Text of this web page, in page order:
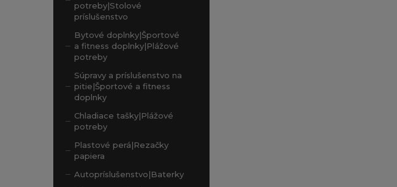
potreby|Stolové
príslušenstvo
Bytové doplnky|Športové
a fitness doplnky|Plážové
potreby
Súpravy a príslušenstvo na
pitie|Športové a fitness
doplnky
Chladiace tašky|Plážové
potreby
Plastové perá|Rezačky
papiera
Autopríslušenstvo|Baterky